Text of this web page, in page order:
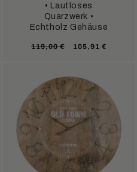
• Lautloses
Quarzwerk •
Echtholz Gehäuse
Normaler
119,00 € 105,91 €